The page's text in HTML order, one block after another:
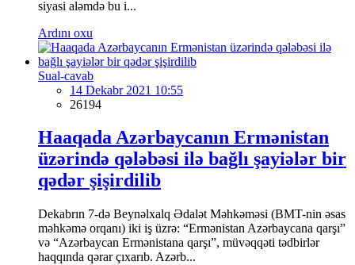
siyasi aləmdə bu i...
Ardını oxu
Sual-cavab
14 Dekabr 2021 10:55
26194
Haaqada Azərbaycanın Ermənistan
üzərində qələbəsi ilə bağlı şayiələr bir
qədər şişirdilib
Dekabrın 7-də Beynəlxalq Ədalət Məhkəməsi (BMT-nin əsas
məhkəmə orqanı) iki iş üzrə: “Ermənistan Azərbaycana qarşı”
və “Azərbaycan Ermənistana qarşı”, müvəqqəti tədbirlər
haqqında qərar çıxarıb. Azərb...